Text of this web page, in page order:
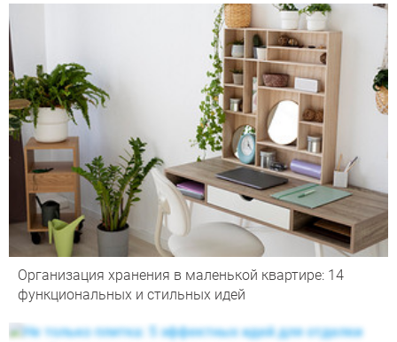
Организация хранения в маленькой квартире: 14
функциональных и стильных идей